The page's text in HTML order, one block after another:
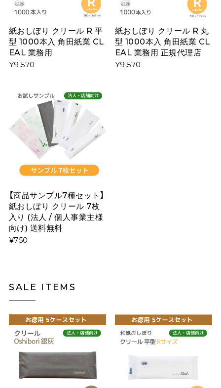
紙おしぼり クリール R 平
型 1000本入 角田紙業 CL
EAL 業務用
¥9,570
紙おしぼり クリール R 丸
型 1000本入 角田紙業 CL
EAL 業務用 正規代理店
¥9,570
【商品サンプル7種セット】
紙おしぼり クリール 7枚
入り (法人 / 個人事業主様
向け) 送料無料
¥750
SALE ITEMS